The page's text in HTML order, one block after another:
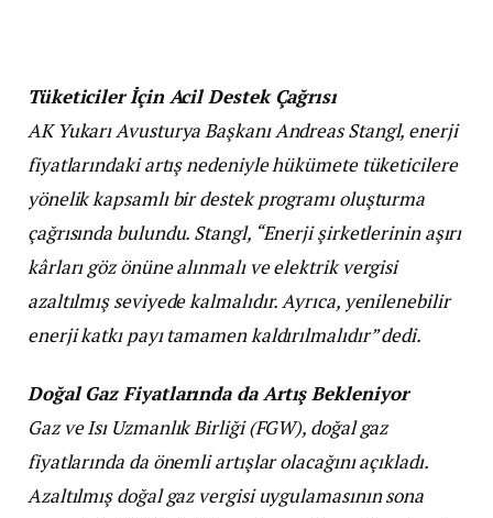
Tüketiciler İçin Acil Destek Çağrısı
AK Yukarı Avusturya Başkanı Andreas Stangl, enerji
fiyatlarındaki artış nedeniyle hükümete tüketicilere
yönelik kapsamlı bir destek programı oluşturma
çağrısında bulundu. Stangl, “Enerji şirketlerinin aşırı
kârları göz önüne alınmalı ve elektrik vergisi
azaltılmış seviyede kalmalıdır. Ayrıca, yenilenebilir
enerji katkı payı tamamen kaldırılmalıdır” dedi.
Doğal Gaz Fiyatlarında da Artış Bekleniyor
Gaz ve Isı Uzmanlık Birliği (FGW), doğal gaz
fiyatlarında da önemli artışlar olacağını açıkladı.
Azaltılmış doğal gaz vergisi uygulamasının sona